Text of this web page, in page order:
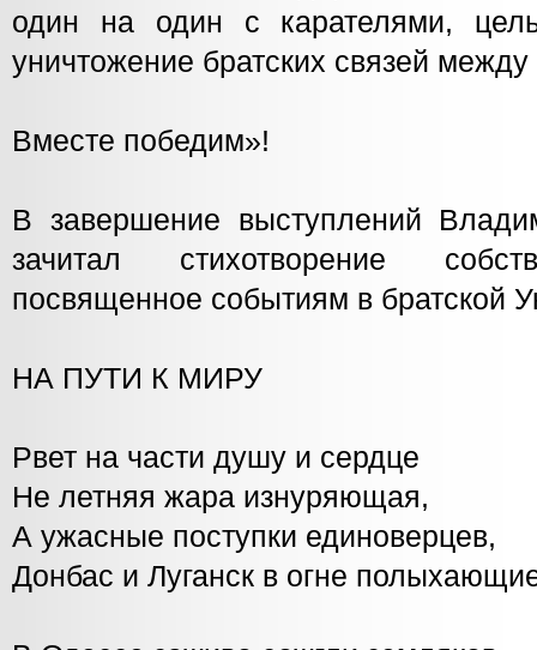
один на один с карателями,
уничтожение братских связей
Вместе победим»!
В завершение выступлений
зачитал стихотворение
посвященное событиям в братской
НА ПУТИ К МИРУ
Рвет на части душу и сердце
Не летняя жара изнуряющая,
А ужасные поступки единоверцев,
Донбас и Луганск в огне